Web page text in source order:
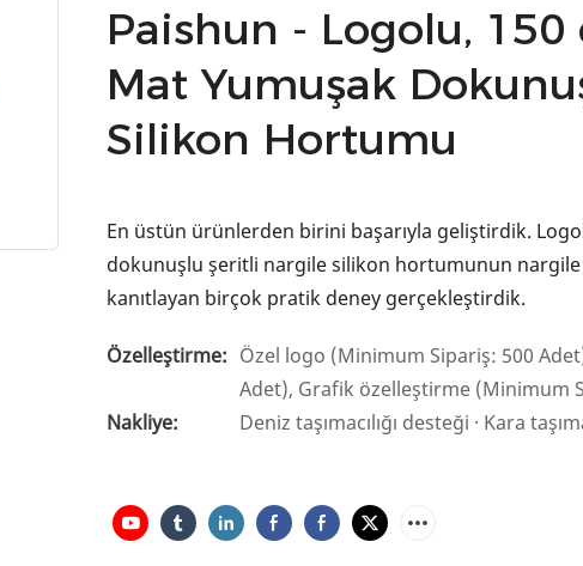
Paishun - Logolu,
Mat Yumuşak
Silikon Hortumu
En üstün ürünlerden birini başarıyla geliştirdik.
dokunuşlu şeritli nargile silikon hortumunun
kanıtlayan birçok pratik deney gerçekleştirdik.
Özelleştirme: Özel logo (Minimum Sipariş: 500
Adet), Grafik özelleştirme (Minimum
Nakliye:
Deniz taşımacılığı desteği · Kara